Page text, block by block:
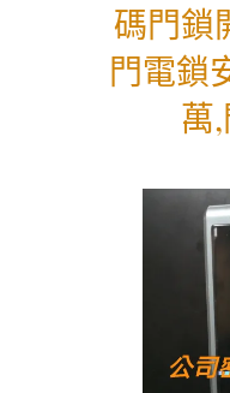
碼門鎖
門電鎖
萬